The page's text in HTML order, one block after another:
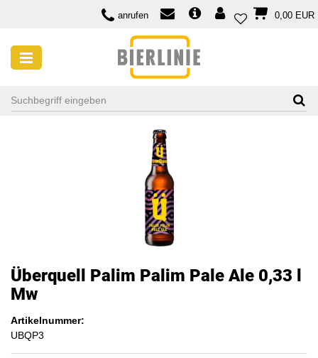
anrufen 0,00 EUR
Überquell Palim Palim Pale Ale 0,33 l
Mw
Artikelnummer:
UBQP3